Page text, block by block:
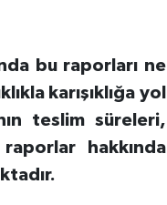
bu raporları ne
karışıklığa yol
teslim süreleri,
hakkında